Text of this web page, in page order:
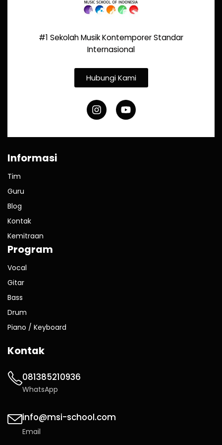
#1 Sekolah Musik Kontemporer Standar
Internasional
Hubungi Kami
Informasi
Tim
Guru
Blog
Kontak
Kemitraan
Program
Vocal
Gitar
Bass
Drum
Piano / Keyboard
Kontak
081385210936
WhatsApp
info@msi-school.com
Email